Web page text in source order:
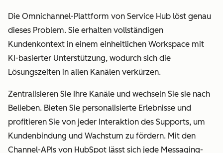
Die Omnichannel-Plattform von Service Hub löst genau
dieses Problem. Sie erhalten vollständigen
Kundenkontext in einem einheitlichen Workspace mit
KI-basierter Unterstützung, wodurch sich die
Lösungszeiten in allen Kanälen verkürzen.
Zentralisieren Sie Ihre Kanäle und wechseln Sie sie nach
Belieben. Bieten Sie personalisierte Erlebnisse und
profitieren Sie von jeder Interaktion des Supports, um
Kundenbindung und Wachstum zu fördern. Mit den
Channel-APIs von HubSpot lässt sich jede Messaging-